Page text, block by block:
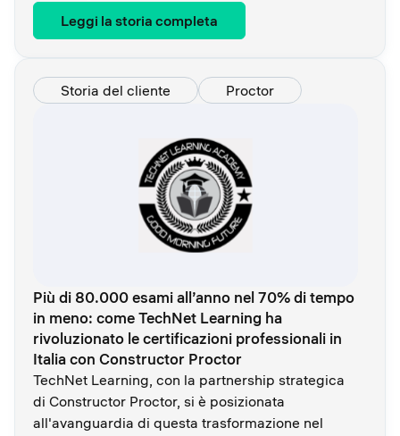
Leggi la storia completa
Storia del cliente Proctor
Più di 80.000 esami all’anno nel 70% di tempo
in meno: come TechNet Learning ha
rivoluzionato le certificazioni professionali in
Italia con Constructor Proctor
TechNet Learning, con la partnership strategica
di Constructor Proctor, si è posizionata
all'avanguardia di questa trasformazione nel